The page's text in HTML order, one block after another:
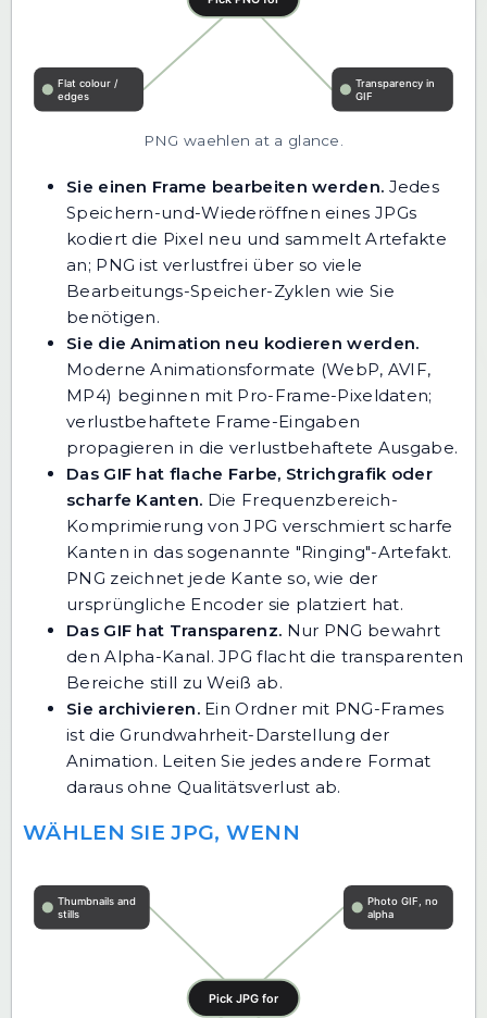
PNG waehlen at a glance.
Sie einen Frame bearbeiten werden. Jedes
Speichern-und-Wiederöffnen eines JPGs
kodiert die Pixel neu und sammelt Artefakte
an; PNG ist verlustfrei über so viele
Bearbeitungs-Speicher-Zyklen wie Sie
benötigen.
Sie die Animation neu kodieren werden.
Moderne Animationsformate (WebP, AVIF,
MP4) beginnen mit Pro-Frame-Pixeldaten;
verlustbehaftete Frame-Eingaben
propagieren in die verlustbehaftete Ausgabe.
Das GIF hat flache Farbe, Strichgrafik oder
scharfe Kanten. Die Frequenzbereich-
Komprimierung von JPG verschmiert scharfe
Kanten in das sogenannte "Ringing"-Artefakt.
PNG zeichnet jede Kante so, wie der
ursprüngliche Encoder sie platziert hat.
Das GIF hat Transparenz. Nur PNG bewahrt
den Alpha-Kanal. JPG flacht die transparenten
Bereiche still zu Weiß ab.
Sie archivieren.Ein Ordner mit PNG-Frames
ist die Grundwahrheit-Darstellung der
Animation. Leiten Sie jedes andere Format
daraus ohne Qualitätsverlust ab.
WÄHLEN SIE JPG, WENN